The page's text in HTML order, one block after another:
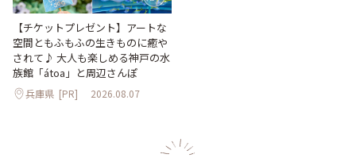
【チケットプレゼント】アートな
空間ともふもふの生きものに癒や
されて♪ 大人も楽しめる神戸の水
族館「átoa」と周辺さんぽ
兵庫県 [PR] 2026.08.07